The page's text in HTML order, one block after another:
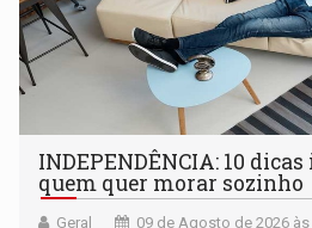
INDEPENDÊNCIA: 10
quem quer morar sozinho
Geral 09 de Agosto de 2026 às